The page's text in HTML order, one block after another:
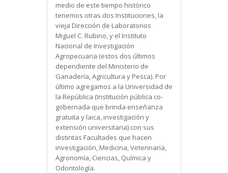
medio de este tiempo histórico
tenemos otras dos Instituciones, la
vieja Dirección de Laboratorios
Miguel C. Rubino, y el Instituto
Nacional de Investigación
Agropecuaria (estos dos últimos
dependiente del Ministerio de
Ganadería, Agricultura y Pesca). Por
último agregamos a la Universidad de
la República (Institución pública co-
gobernada que brinda enseñanza
gratuita y laica, investigación y
extensión universitaria) con sus
distintas Facultades que hacen
investigación, Medicina, Veterinaria,
Agronomía, Ciencias, Química y
Odontología.